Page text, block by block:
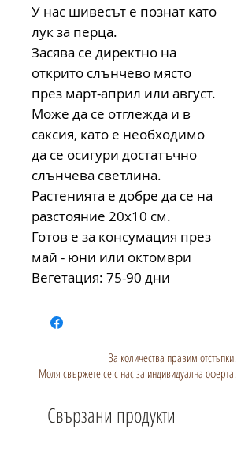
У нас шивесът е познат като
лук за перца.
Засява се директно на
открито слънчево място
през март-април или август.
Може да се отглежда и в
саксия, като е необходимо
да се осигури достатъчно
слънчева светлина.
Растенията е добре да се на
разстояние 20х10 см.
Готов е за консумация през
май - юни или октомври
Вегетация: 75-90 дни
За количества правим отстъпки.
Моля свържете се с нас за индивидуална оферта.
Свързани продукти